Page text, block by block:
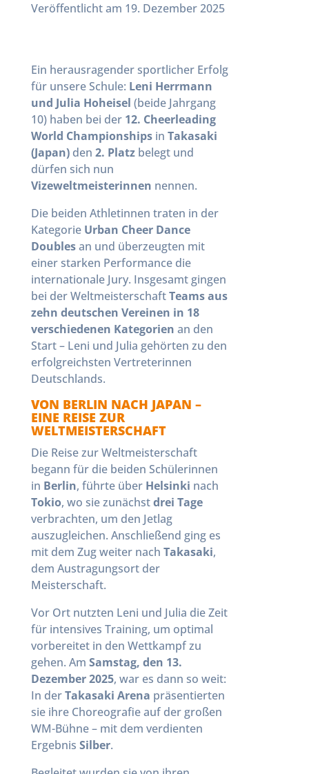
Veröffentlicht am 19. Dezember 2025
Ein herausragender sportlicher Erfolg
für unsere Schule: Leni Herrmann
und Julia Hoheisel (beide Jahrgang
10) haben bei der 12. Cheerleading
World Championshipsin Takasaki
(Japan)den 2. Platzbelegt und
dürfen sich nun
Vizeweltmeisterinnen nennen.
Die beiden Athletinnen traten in der
Kategorie Urban Cheer Dance
Doublesan und überzeugten mit
einer starken Performance die
internationale Jury. Insgesamt gingen
bei der WeltmeisterschaftTeams aus
zehn deutschen Vereinen in 18
verschiedenen Kategorien an den
Start – Leni und Julia gehörten zu den
erfolgreichsten Vertreterinnen
Deutschlands.
VON BERLIN NACH JAPAN –
EINE REISE ZUR
WELTMEISTERSCHAFT
Die Reise zur Weltmeisterschaft
begann für die beiden Schülerinnen
in Berlin, führte über Helsinki nach
Tokio, wo sie zunächstdrei Tage
verbrachten, um den Jetlag
auszugleichen. Anschließend ging es
mit dem Zug weiter nach Takasaki,
dem Austragungsort der
Meisterschaft.
Vor Ort nutzten Leni und Julia die Zeit
für intensives Training, um optimal
vorbereitet in den Wettkampf zu
gehen. Am Samstag, den 13.
Dezember 2025, war es dann so weit:
In derTakasaki Arena präsentierten
sie ihre Choreografie auf der großen
WM-Bühne – mit dem verdienten
Ergebnis Silber.